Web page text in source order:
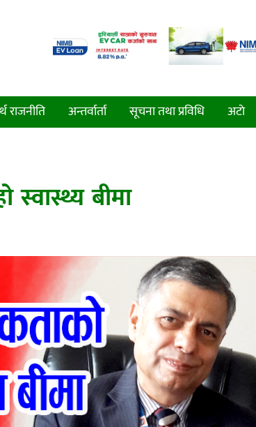
राजनीति अन्तर्वार्ता सूचना तथा प्रविधि अटाे
बीमा